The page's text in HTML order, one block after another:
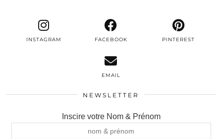
INSTAGRAM FACEBOOK PINTEREST
EMAIL
NEWSLETTER
Inscire votre Nom & Prénom